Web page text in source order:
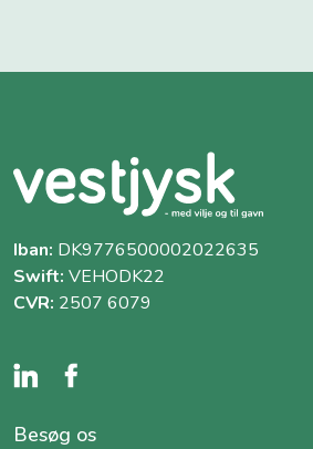
Iban: DK9776500002022635
Swift: VEHODK22
CVR: 2507 6079
Besøg os